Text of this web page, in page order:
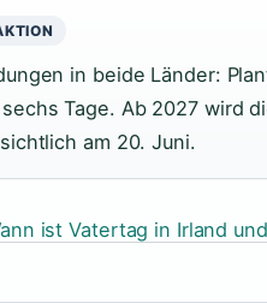
in beide Länder:
Tage. Ab 2027 wird
am 20. Juni.
ist Vatertag in Irland